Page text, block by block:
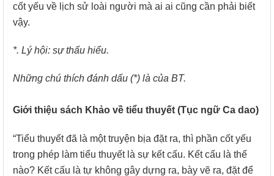
cốt yếu về lịch sử loài người mà ai ai cũng cần phải biết
vậy.
*. Lý hội: sự thấu hiểu.
Những chú thích đánh dấu (*) là của BT.
Giới thiệu sách Khảo về tiểu thuyết (Tục ngữ Ca dao)
“Tiểu thuyết đã là một truyện bịa đặt ra, thì phần cốt yếu
trong phép làm tiểu thuyết là sự kết cấu. Kết cấu là thế
nào? Kết cấu là tự không gây dựng ra, bày vẽ ra, đặt để